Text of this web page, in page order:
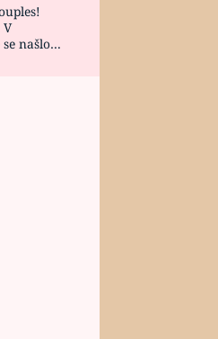
V
našlo